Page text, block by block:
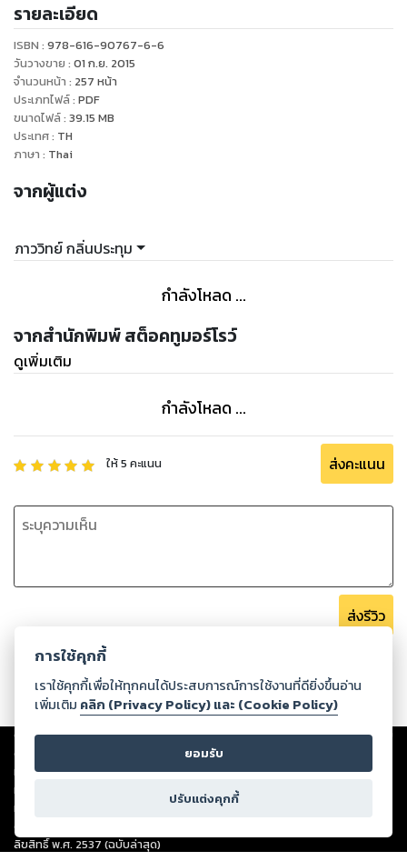
นี่จัดเป็นหนังสือที่ "" นักลงทุนมือใหม่ "" สามารถใช้เป็นคัมภีร์ของ
การลงทุนได้เลยเล่มนึง คือพูดง่ายๆว่า จากไม่รู้จะเริ่มอย่างไรใน
การเล่นหุ้น ก็ค่อยๆทำตามที่แพ้ทไกด์ในแต่ละหน้า ก็จะทราบว่าจะ
ต้องเริ่มต้นอย่างไร เดินไปทางนี้แล้วแวะตรงนั้น ก่อนจะต่อไปตรง
โน้น
คือการอยากรักษาอาการเป๋ ของนักลงทุนในบางครั้งเมื่อเดินในเส้น
ในคลีนิคนี้กันก่อน ... การกลับมาอ่านเรื่องพื้นฐานกันใหม่อีกครั้ง
หนุ่มแพ้ทเชื่อว่า ครั้งนี้นักลงทุนจะได้พบมุมใหม่ๆ ความคิดใหม่ๆ
และกลับไปมองย้อนเห็นเส้นทางตนเองที่ผ่านมาได้ดีทีเดียว
รายละเอียด
ISBN : 978-616-90767-6-6
วันวางขาย : 01 ก.ย. 2015
จำนวนหน้า : 257 หน้า
ประเภทไฟล์: PDF
ขนาดไฟล์: 39.15 MB
ประเทศ: TH
ภาษา : Thai
จากผู้แต่ง
ภาววิทย์ กลิ่นประทุม
กำลังโหลด ...
จากสำนักพิมพ์ สต็อคทูมอร์โรว์
ดูเพิ่มเติม
กำลังโหลด ...
ให้5 คะแนน ส่งคะแนน
ส่งรีวิว
Copyright ©2026Storylog Co., Ltd. - สตอรี่ล็อกขอสงวนสิทธิ์ไม่รับผิดชอบ
ต่อผลงานหรือเนื้อหาใดที่อัปโหลดผ่านเว็บไซต์และปรากฏว่าละเมิดสิทธิใน
ทรัพย์สินทางปัญญาของบุคคลอื่นหรือขัดต่อกฎหมายและศีลธรรม ดังนั้น ผู้อ่าน
ทุกท่านโปรดใช้วิจารณญาณในการกลั่นกรองด้วยตนเอง และหากท่านพบว่าส่วน
หนึ่งส่วนใดขัดต่อกฎหมายและศีลธรรม กรุณาแจ้งมายังบริษัท เพื่อทีมงานจะได้
ดำเนินการในทันที ทั้งนี้ ทางสตอรี่ล็อกขอสงวนลิขสิทธิ์ตามพระราชบัญญัติ
ลิขสิทธิ์ พ.ศ. 2537 (ฉบับล่าสุด)
การใช้คุกกี้
เราใช้คุกกี้เพื่อให้ทุกคนได้ประสบการณ์การใช้งานที่ดียิ่งขึ้นอ่าน
เพิ่มเติม คลิก (Privacy Policy) และ (Cookie Policy)
ยอมรับ
ปรับแต่งคุกกี้